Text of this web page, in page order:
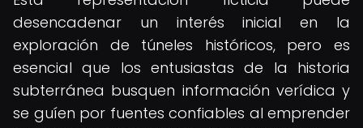
desencadenar un interés inicial en la
exploración de túneles históricos, pero es
esencial que los entusiastas de la historia
subterránea busquen información verídica y
se guíen por fuentes confiables al emprender